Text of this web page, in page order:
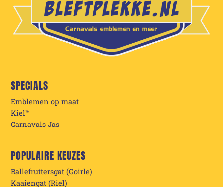
SPECIALS
Emblemen op maat
Kiel™
Carnavals Jas
POPULAIRE KEUZES
Ballefruttersgat (Goirle)
Kaaiengat (Riel)